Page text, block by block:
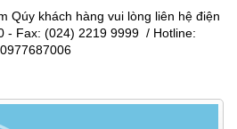
Qúy khách hàng vui lòng liên hệ điện
- Fax: (024) 2219 9999 / Hotline:
0977687006